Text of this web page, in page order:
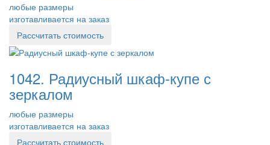
любые размеры
изготавливается на заказ
Рассчитать стоимость
1042. Радиусный шкаф-купе с
зеркалом
любые размеры
изготавливается на заказ
Рассчитать стоимость